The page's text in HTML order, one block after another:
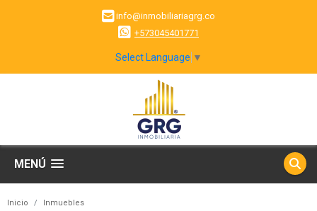
info@inmobiliariagrg.co
+573045401771
Select Language ▼
MENÚ
Inicio Inmuebles